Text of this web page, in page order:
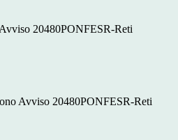
20480PONFESR-Reti
Avviso 20480PONFESR-Reti